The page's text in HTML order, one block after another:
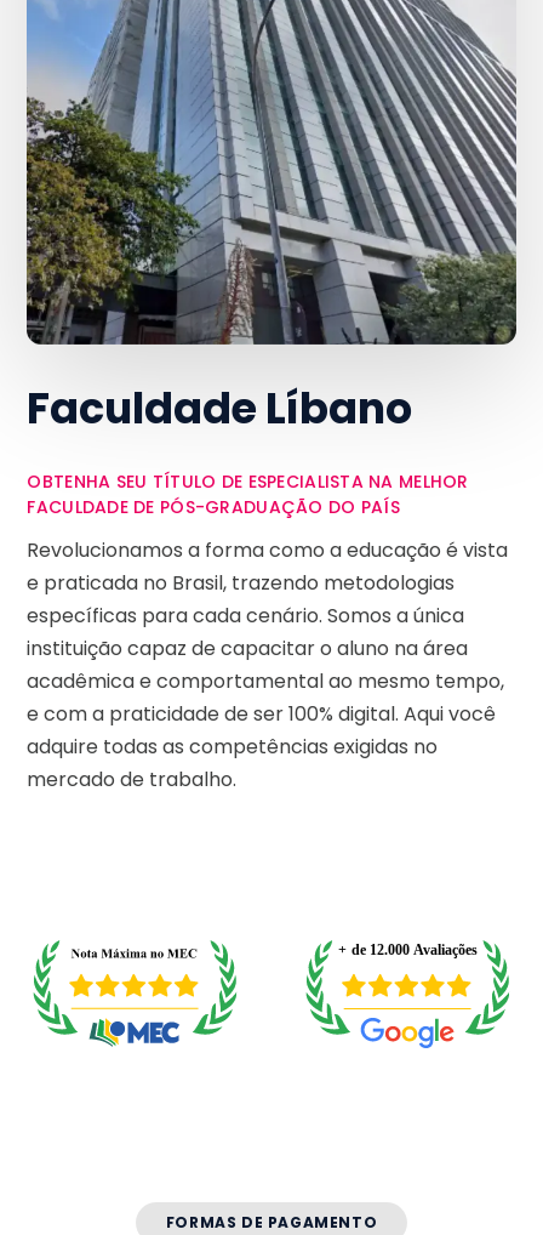
Faculdade Líbano
OBTENHA SEU TÍTULO DE ESPECIALISTA NA MELHOR
FACULDADE DE PÓS-GRADUAÇÃO DO PAÍS
Revolucionamos a forma como a educação é vista
e praticada no Brasil, trazendo metodologias
específicas para cada cenário. Somos a única
instituição capaz de capacitar o aluno na área
acadêmica e comportamental ao mesmo tempo,
e com a praticidade de ser 100% digital. Aqui você
adquire todas as competências exigidas no
mercado de trabalho.
FORMAS DE PAGAMENTO